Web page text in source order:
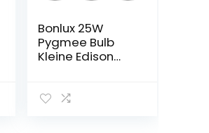
Bonlux 25W
Pygmee Bulb
Kleine Edison
300°C, Zout